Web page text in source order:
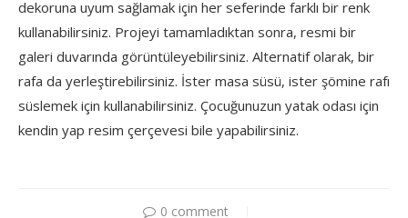
dekoruna uyum sağlamak için her seferinde farklı bir renk
kullanabilirsiniz. Projeyi tamamladıktan sonra, resmi bir
galeri duvarında görüntüleyebilirsiniz. Alternatif olarak, bir
rafa da yerleştirebilirsiniz. İster masa süsü, ister şömine rafı
süslemek için kullanabilirsiniz. Çocuğunuzun yatak odası için
kendin yap resim çerçevesi bile yapabilirsiniz.
0 comment